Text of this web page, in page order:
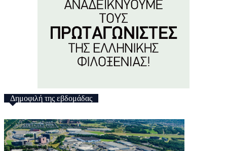
Δημοφιλή της εβδομάδας